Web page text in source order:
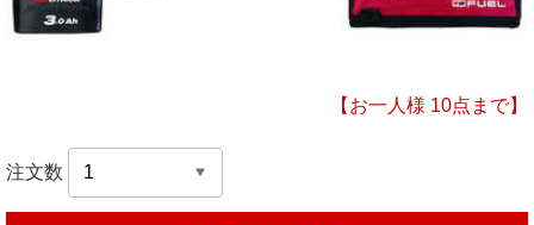
【お一人様 10点まで】
注文数